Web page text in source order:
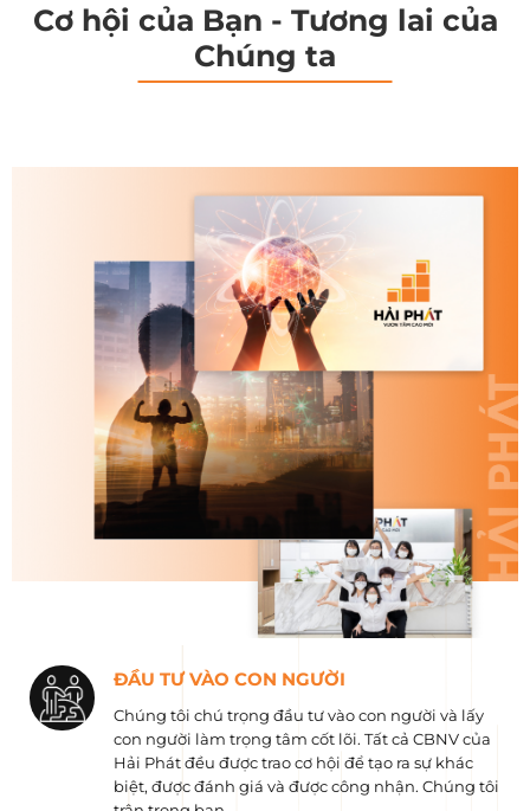
Cơ hội của Bạn - Tương lai của
Chúng ta
ĐẦU TƯ VÀO CON NGƯỜI
Chúng tôi chú trọng đầu tư vào con người và lấy
con người làm trọng tâm cốt lõi. Tất cả CBNV của
Hải Phát đều được trao cơ hội để tạo ra sự khác
biệt, được đánh giá và được công nhận. Chúng tôi